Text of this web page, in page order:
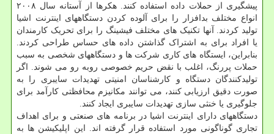
پیشگیری از حملات داده استفاده کنند. هکرها از آستانه سال ۲۰۰۸
انواع مختلف بدافزار را برای آلوده کردن دستگاههای اینترنت اشیا
تولید کردند. آنها تکنیک های مختلف فیشینگ را برای تحریک کارمندان
یا افراد برای به اشتراک گذاشتن داده های حساس طراحی کردند.
بنابراین، ایستگاه های کاری شرکت ها و دستگاههای شخصی به سبب
حملات پررنگ، اغلب با نقض حریم خصوصی روبه رو می شوند. اگر
تولیدکنندگان دستگاه و کارشناسان امنیتی تهدیدات سایبری را به
صورت دقیق ارزیابی کنند، می توانند مکانیزم محافظتی کارآمد برای
جلوگیری یا خنثی سازی تهدیدات سایبری ایجاد کنند.
دستگاههای دارای اینترنت اشیا در برنامه های صنعتی و برای اهداف
تجاری گوناگونی مورد استفاده قرار گرفته اند. این اپلیکیشن ها به